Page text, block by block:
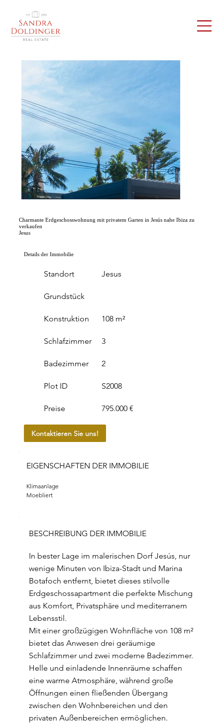
Charmante Erdgeschosswohnung mit privatem Garten in Jesús nahe Ibiza zu
verkaufen
Jesus
Details der Immobilie
Standort
Grundstück
Konstruktion
Jesus
108 m²
Schlafzimmer
Badezimmer
3
2
Plot ID
Preise
S2008
795.000 €
Kontaktieren Sie uns!
EIGENSCHAFTEN DER IMMOBILIE
Klimaanlage
Moebliert
BESCHREIBUNG DER IMMOBILIE
In bester Lage im malerischen Dorf Jesús, nur
wenige Minuten von Ibiza-Stadt und Marina
Botafoch entfernt, bietet dieses stilvolle
Erdgeschossapartment die perfekte Mischung
aus Komfort, Privatsphäre und mediterranem
Lebensstil.
Mit einer großzügigen Wohnfläche von 108 m²
bietet das Anwesen drei geräumige
Schlafzimmer und zwei moderne Badezimmer.
Helle und einladende Innenräume schaffen
eine warme Atmosphäre, während große
Öffnungen einen fließenden Übergang
zwischen den Wohnbereichen und den
privaten Außenbereichen ermöglichen.